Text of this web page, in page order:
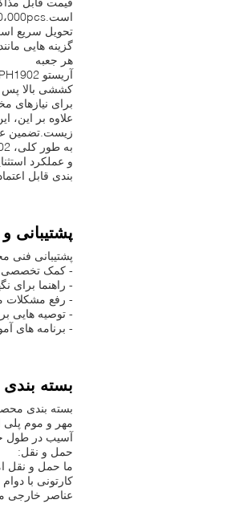
است.500،000pcs در ماه تضمین دسترسی مداوم به این محصول با کیفیت بالا.
هر جعبه
برای نیازهای
زیست.تضمین
و عملکرد
بندی قابل
پشتیبانی
پشتیبانی فنی
- کمک تخصصی
- راهنما برای
- رفع مشکلات
- توصیه هایی
- برنامه های
بسته
بسته بندی
مهر و موم پلی
آسیب در طول
حمل و نقل:
ما حمل و نقل
کارتونی با
عناصر خارجی